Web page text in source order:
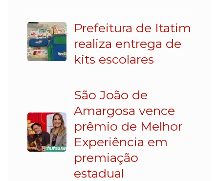
Prefeitura de Itatim
realiza entrega de
kits escolares
São João de
Amargosa vence
prêmio de Melhor
Experiência em
premiação
estadual